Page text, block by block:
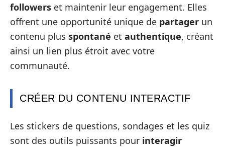
followers et maintenir leur engagement. Elles
offrent une opportunité unique de partager un
contenu plus spontané et authentique, créant
ainsi un lien plus étroit avec votre
communauté.
CRÉER DU CONTENU INTERACTIF
Les stickers de questions, sondages et les quiz
sont des outils puissants pour interagir